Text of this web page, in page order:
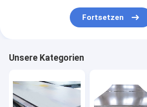
Edelstahlprofil
Nickel-legierter Stahl
Fortsetzen
Unsere Kategorien